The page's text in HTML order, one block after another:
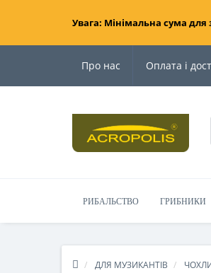
Увага: Мінімальна сума для
Про нас Оплата і
РИБАЛЬСТВО ГРИБНИКИ
ДЛЯ МУЗИКАНТІВ